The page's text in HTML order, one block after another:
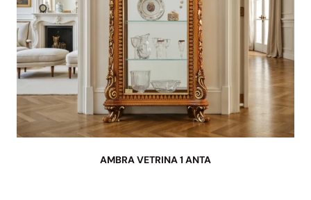
AMBRA VETRINA 1 ANTA